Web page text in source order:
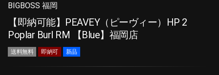
BIGBOSS 福岡
【即納可能】PEAVEY（ピーヴィー）HP 2
Poplar Burl RM 【Blue】福岡店
送料無料 即納可 新品